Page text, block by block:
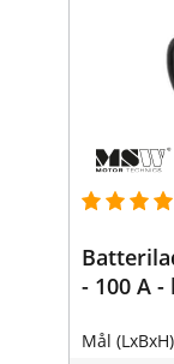
- 100 A
Mål (LxBxH)